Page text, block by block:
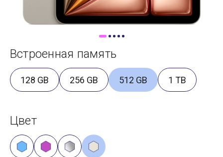
Встроенная память
128 GB 256 GB 512 GB 1 TB
Цвет